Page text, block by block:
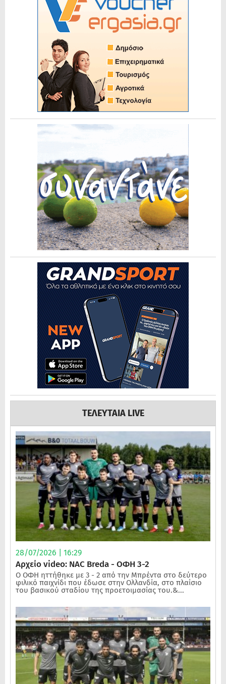
ΤΕΛΕΥΤΑΙΑ LIVE
28/07/2026 | 16:29
Αρχείο video: NAC Breda - ΟΦΗ 3-2
Ο ΟΦΗ ηττήθηκε με 3 - 2 από την Μπρέντα στο δεύτερο
φιλικό παιχνίδι που έδωσε στην Ολλανδία, στο πλαίσιο
του βασικού σταδίου της προετοιμασίας του.&...